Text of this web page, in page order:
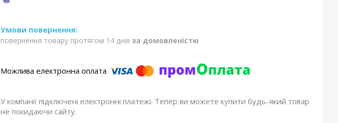
повернення товару протягом 14 днів за домовленістю
У компанії підключені електронні платежі. Тепер ви можете купити будь-який товар
не покидаючи сайту.